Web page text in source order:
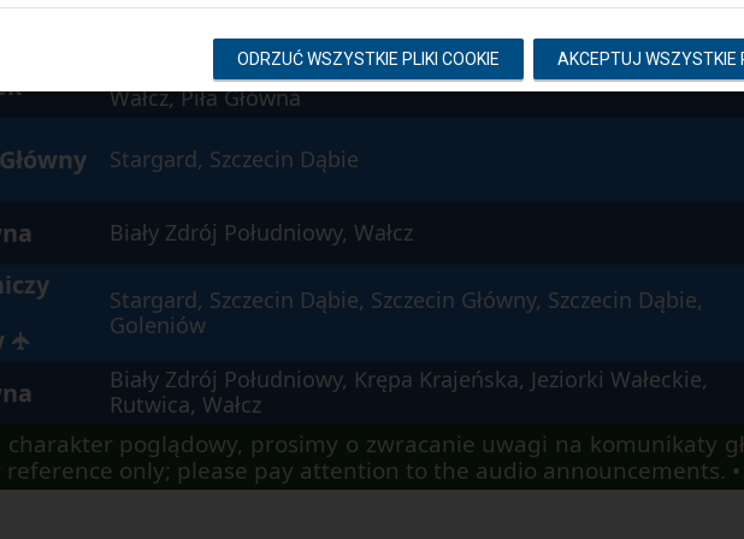
Biały Zdrój Południowy, Krępa Krajeńska, Jeziorki Wałeckie,
Wałcz, Piła Główna
Stargard, Szczecin Dąbie
Biały Zdrój Południowy, Wałcz
✈
Stargard, Szczecin Dąbie, Szczecin Główny, Szczecin Dąbie,
Goleniów
Biały Zdrój Południowy, Krępa Krajeńska, Jeziorki Wałeckie,
Rutwica, Wałcz
charakter poglądowy, prosimy o zwracanie uwagi na komunikaty
only; please pay attention to the audio announcements. •
ODRZUĆ WSZYSTKIE PLIKI COOKIE AKCEPTUJ WSZYSTKIE